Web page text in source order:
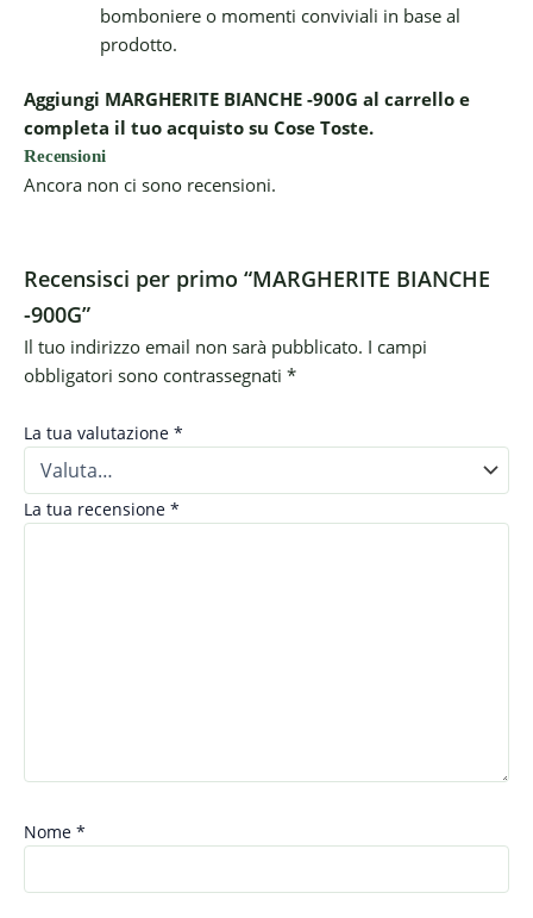
bomboniere o momenti conviviali in base al
prodotto.
Aggiungi MARGHERITE BIANCHE -900G al carrello e
completa il tuo acquisto su Cose Toste.
Recensioni
Ancora non ci sono recensioni.
Recensisci per primo “MARGHERITE BIANCHE
-900G”
Il tuo indirizzo email non sarà pubblicato. I campi
obbligatori sono contrassegnati *
La tua valutazione *
La tua recensione *
Nome *